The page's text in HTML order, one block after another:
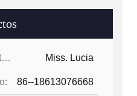
Contactos: Miss. Lucia
86--18613076668